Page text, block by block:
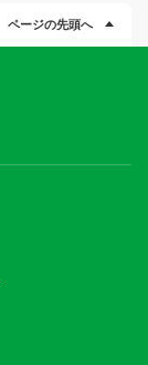
ページの先頭へ